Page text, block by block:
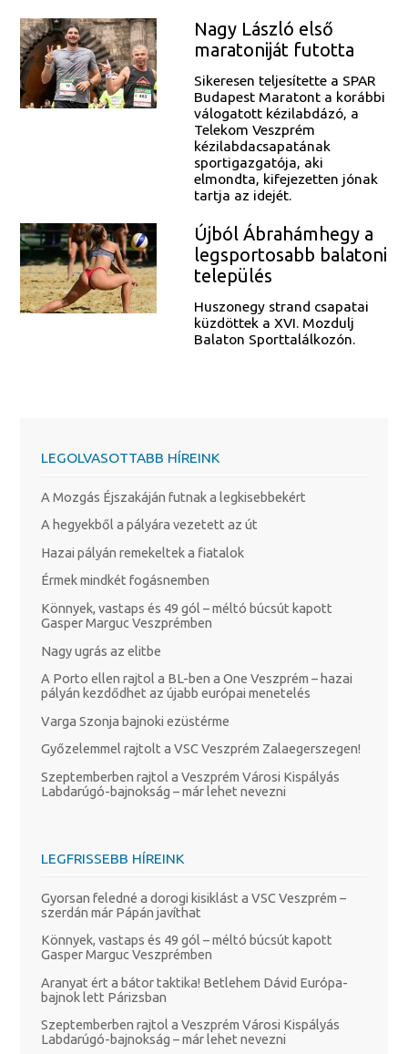
Nagy László első
maratoniját futotta
Sikeresen teljesítette a SPAR
Budapest Maratont a korábbi
válogatott kézilabdázó, a
Telekom Veszprém
kézilabdacsapatának
sportigazgatója, aki
elmondta, kifejezetten jónak
tartja az idejét.
Újból Ábrahámhegy a
legsportosabb balatoni
település
Huszonegy strand csapatai
küzdöttek a XVI. Mozdulj
Balaton Sporttalálkozón.
LEGOLVASOTTABB HÍREINK
A Mozgás Éjszakáján futnak a legkisebbekért
A hegyekből a pályára vezetett az út
Hazai pályán remekeltek a fiatalok
Érmek mindkét fogásnemben
Könnyek, vastaps és 49 gól – méltó búcsút kapott
Gasper Marguc Veszprémben
Nagy ugrás az elitbe
A Porto ellen rajtol a BL-ben a One Veszprém – hazai
pályán kezdődhet az újabb európai menetelés
Varga Szonja bajnoki ezüstérme
Győzelemmel rajtolt a VSC Veszprém Zalaegerszegen!
Szeptemberben rajtol a Veszprém Városi Kispályás
Labdarúgó-bajnokság – már lehet nevezni
LEGFRISSEBB HÍREINK
Gyorsan feledné a dorogi kisiklást a VSC Veszprém –
szerdán már Pápán javíthat
Könnyek, vastaps és 49 gól – méltó búcsút kapott
Gasper Marguc Veszprémben
Aranyat ért a bátor taktika! Betlehem Dávid Európa-
bajnok lett Párizsban
Szeptemberben rajtol a Veszprém Városi Kispályás
Labdarúgó-bajnokság – már lehet nevezni